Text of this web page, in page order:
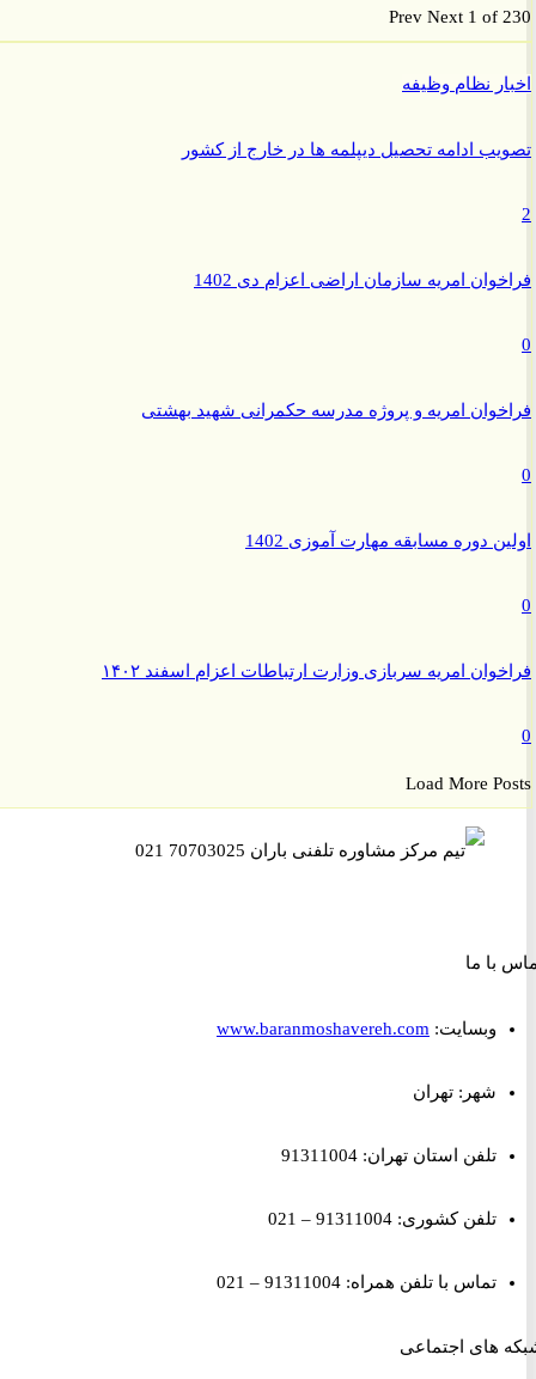
PrevNext 1 of
نظام وظیفه
ادامه تحصیل دیپلمه ها در خارج از کشور
امریه سازمان اراضی اعزام دی 1402
امریه و پروژه مدرسه حکمرانی شهید بهشتی
دوره مسابقه مهارت آموزی 1402
امریه سربازی وزارت ارتباطات اعزام اسفند ۱۴۰۲
Load More
ما
وبسایت:www.baranmoshavereh.com
شهر: تهران
تلفن استان تهران: 91311004
تلفن کشوری: 91311004 – 021
تماس با تلفن همراه: 91311004 – 021
اجتماعی